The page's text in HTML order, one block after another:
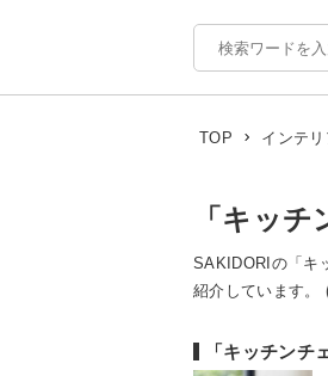
TOP インテリ
「キッ
SAKIDORIの「キ
紹介しています。
「キッチンチ